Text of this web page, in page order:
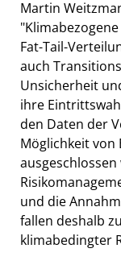
Martin
Fat-Tail-
auch
Unsicherheit
ihre
den Daten der
Möglichkeit
und die
fallen deshalb
klimabedingter